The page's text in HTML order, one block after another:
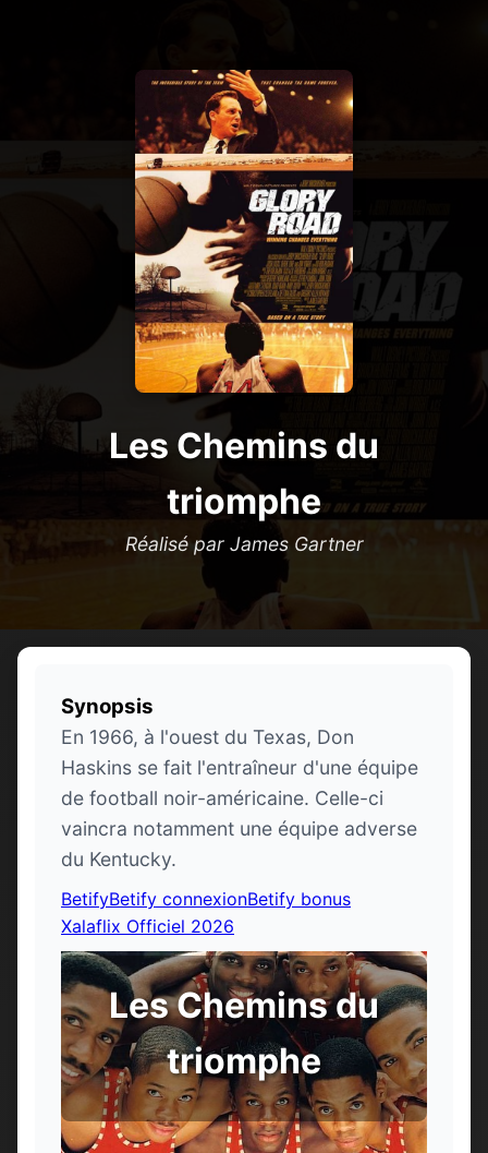
Les Chemins du
triomphe
Réalisé par James Gartner
Synopsis
En 1966, à l'ouest du Texas, Don
Haskins se fait l'entraîneur d'une équipe
de football noir-américaine. Celle-ci
vaincra notamment une équipe adverse
du Kentucky.
BetifyBetify connexionBetify bonus
Xalaflix Officiel 2026
Les Chemins du
triomphe